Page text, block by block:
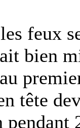
feux
bien
tête